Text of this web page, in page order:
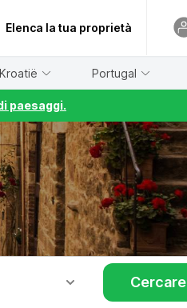
Elenca la tua proprietà
Kroatië Portugal
paesaggi.
Cercare